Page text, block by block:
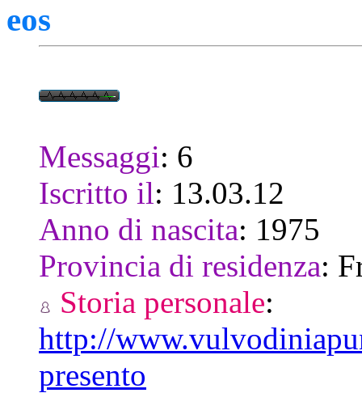
eos
Messaggi: 6
Iscritto il: 13.03.12
Anno di nascita: 1975
Provincia di residenza:
Storia personale:
http://
presento